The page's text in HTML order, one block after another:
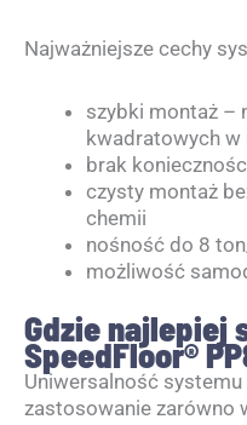
Najważniejsze cechy
szybki montaż –
kwadratowych w
brak
czysty montaż
chemii
nośność do 8
możliwość
Gdzie najlepiej
SpeedFloor®
Uniwersalność
zastosowanie zarówno